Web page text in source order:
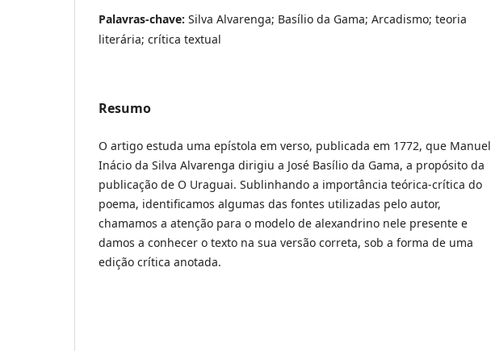
Palavras-chave: Silva Alvarenga; Basílio da Gama; Arcadismo; teoria
literária; crítica textual
Resumo
O artigo estuda uma epístola em verso, publicada em 1772, que Manuel
Inácio da Silva Alvarenga dirigiu a José Basílio da Gama, a propósito da
publicação de O Uraguai. Sublinhando a importância teórica-crítica do
poema, identificamos algumas das fontes utilizadas pelo autor,
chamamos a atenção para o modelo de alexandrino nele presente e
damos a conhecer o texto na sua versão correta, sob a forma de uma
edição crítica anotada.